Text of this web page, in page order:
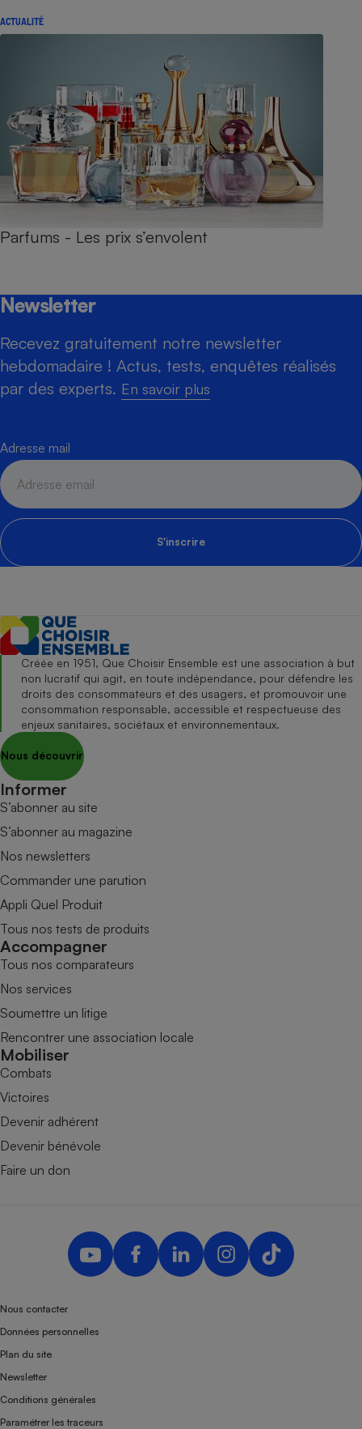
ACTUALITÉ
Parfums - Les prix s’envolent
Newsletter
Recevez gratuitement notre newsletter
hebdomadaire ! Actus, tests, enquêtes réalisés
par des experts. En savoir plus
Adresse mail
S'inscrire
Créée en 1951, Que Choisir Ensemble est une association à but
non lucratif qui agit, en toute indépendance, pour défendre les
droits des consommateurs et des usagers, et promouvoir une
consommation responsable, accessible et respectueuse des
enjeux sanitaires, sociétaux et environnementaux.
Nous découvrir
Informer
S’abonner au site
S’abonner au magazine
Nos newsletters
Commander une parution
Appli Quel Produit
Tous nos tests de produits
Accompagner
Tous nos comparateurs
Nos services
Soumettre un litige
Rencontrer une association locale
Mobiliser
Combats
Victoires
Devenir adhérent
Devenir bénévole
Faire un don
Nous contacter
Données personnelles
Plan du site
Newsletter
Conditions générales
Paramétrer les traceurs